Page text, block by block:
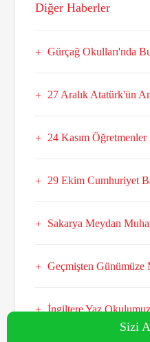
Diğer Haberler
Gürçağ Okulları'nda
27 Aralık Atatürk'ün
24 Kasım
29 Ekim Cumhuriyet
Sakarya Meydan
Geçmişten Günümüze
İngiltere Yaz
Sizi